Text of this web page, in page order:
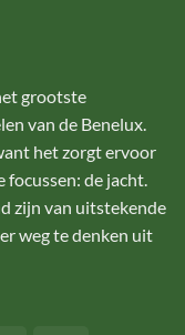
grootste
van de Benelux.
het zorgt ervoor
focussen: de jacht.
zijn van uitstekende
weg te denken uit